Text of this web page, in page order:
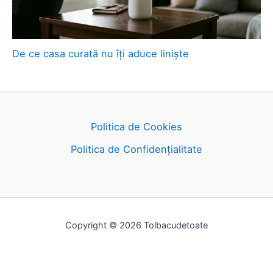
De ce casa curată nu îți aduce liniște
Politica de Cookies
Politica de Confidențialitate
Copyright © 2026 Tolbacudetoate